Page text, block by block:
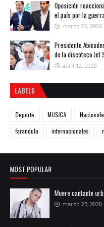
Oposición
el país por la
marzo 22, 2026
Presidente
de la discoteca Jet
abril 12, 2025
LABELS
Deporte MUSICA
farandula
internacionales
MOST POPULAR
Muere cantante
marzo 27, 2020